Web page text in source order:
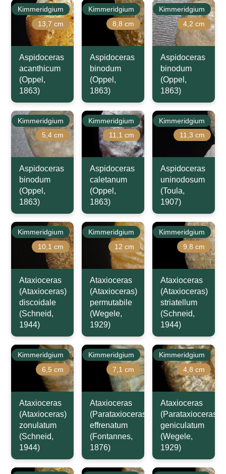
Kimmeridgium
13,7 cm
Aspidoceras
acanthicum
(Oppel,
1863)
Kimmeridgium
8,8 cm
Aspidoceras
binodum
(Oppel,
1863)
Kimmeridgium
4,2 cm
Aspidoceras
binodum
(Oppel,
1863)
Kimmeridgium
5,4 cm
Aspidoceras
binodum
(Oppel,
1863)
Kimmeridgium
11,1 cm
Aspidoceras
caletanum
(Oppel,
1863)
Kimmeridgium
11,3 cm
Aspidoceras
uninodosum
(Toula,
1907)
Kimmeridgium
10,1 cm
Ataxioceras
(Ataxioceras)
discoidale
(Schneid,
1944)
Kimmeridgium
12 cm
Ataxioceras
(Ataxioceras)
permutabile
(Wegele,
1929)
Kimmeridgium
9,8 cm
Ataxioceras
(Ataxioceras)
striatellum
(Schneid,
1944)
Kimmeridgium
6,5 cm
Ataxioceras
(Ataxioceras)
zonulatum
(Schneid,
1944)
Kimmeridgium
7,1 cm
Ataxioceras
(Parataxioceras)
effrenatum
(Fontannes,
1876)
Kimmeridgium
4,8 cm
Ataxioceras
(Parataxioceras)
geniculatum
(Wegele,
1929)